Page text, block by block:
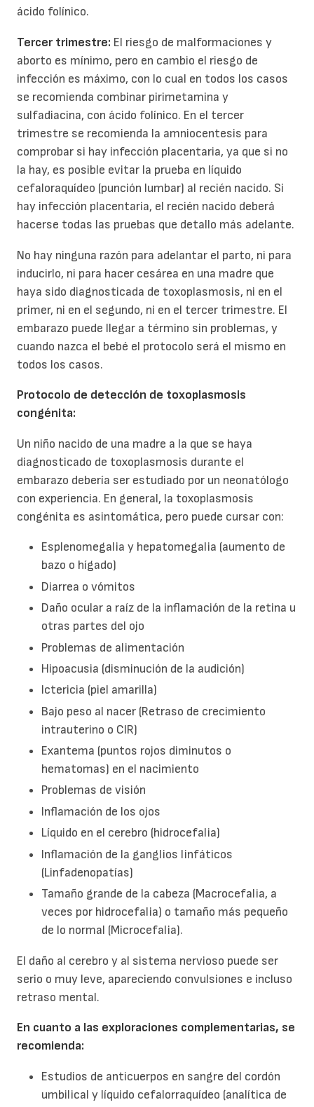
ácido folínico.
Tercer trimestre: El riesgo de malformaciones y
aborto es mínimo, pero en cambio el riesgo de
infección es máximo, con lo cual en todos los casos
se recomienda combinar pirimetamina y
sulfadiacina, con ácido folínico. En el tercer
trimestre se recomienda la amniocentesis para
comprobar si hay infección placentaria, ya que si no
la hay, es posible evitar la prueba en líquido
cefaloraquídeo (punción lumbar) al recién nacido. Si
hay infección placentaria, el recién nacido deberá
hacerse todas las pruebas que detallo más adelante.
No hay ninguna razón para adelantar el parto, ni para
inducirlo, ni para hacer cesárea en una madre que
haya sido diagnosticada de toxoplasmosis, ni en el
primer, ni en el segundo, ni en el tercer trimestre. El
embarazo puede llegar a término sin problemas, y
cuando nazca el bebé el protocolo será el mismo en
todos los casos.
Protocolo de detección de toxoplasmosis
congénita:
Un niño nacido de una madre a la que se haya
diagnosticado de toxoplasmosis durante el
embarazo debería ser estudiado por un neonatólogo
con experiencia. En general, la toxoplasmosis
congénita es asintomática, pero puede cursar con:
Esplenomegalia y hepatomegalia (aumento de
bazo o hígado)
Diarrea o vómitos
Daño ocular a raíz de la inflamación de la retina u
otras partes del ojo
Problemas de alimentación
Hipoacusia (disminución de la audición)
Ictericia (piel amarilla)
Bajo peso al nacer (Retraso de crecimiento
intrauterino o CIR)
Exantema (puntos rojos diminutos o
hematomas) en el nacimiento
Problemas de visión
Inflamación de los ojos
Líquido en el cerebro (hidrocefalia)
Inflamación de la ganglios linfáticos
(Linfadenopatías)
Tamaño grande de la cabeza (Macrocefalia, a
veces por hidrocefalia) o tamaño más pequeño
de lo normal (Microcefalia).
El daño al cerebro y al sistema nervioso puede ser
serio o muy leve, apareciendo convulsiones e incluso
retraso mental.
En cuanto a las exploraciones complementarias, se
recomienda:
Estudios de anticuerpos en sangre del cordón
umbilical y líquido cefalorraquídeo (analítica de